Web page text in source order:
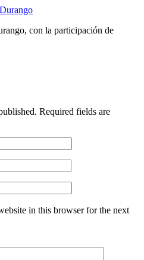
con la participación de
Required fields are
in this browser for the next